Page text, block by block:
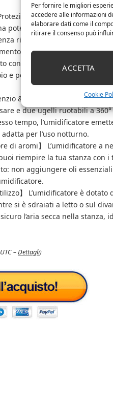
Per fornire le migliori
accedere alle informazioni
elaborare dati come il
ritirare il consenso può
ACCETTA
Cookie
a secco】
potenza massima di 350 ml/h.
ricarica e si spegne
dall’alto e facile da
con un’ampia apertura che
e posizionarlo sotto il
& Ugello ruotabile a 360°
e due ugelli ruotabili a
tempo, l’umidificatore
per l’uso notturno.
di aromi】 L’umidificatore a
riempire la tua stanza con
non aggiungere oli
】 L’umidificatore è
si è sdraiati a letto o sul
l’aria secca nella stanza,
–Dettagli)